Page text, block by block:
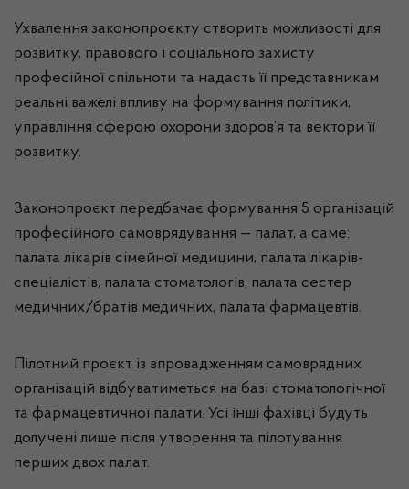
Ухвалення законопроєкту створить можливості для
розвитку, правового і соціального захисту
професійної спільноти та надасть її представникам
реальні важелі впливу на формування політики,
управління сферою охорони здоров’я та вектори її
розвитку.
Законопроєкт передбачає формування 5 організацій
професійного самоврядування — палат, а саме:
палата лікарів сімейної медицини, палата лікарів-
спеціалістів, палата стоматологів, палата сестер
медичних/братів медичних, палата фармацевтів.
Пілотний проєкт із впровадженням самоврядних
організацій відбуватиметься на базі стоматологічної
та фармацевтичної палати. Усі інші фахівці будуть
долучені лише після утворення та пілотування
перших двох палат.